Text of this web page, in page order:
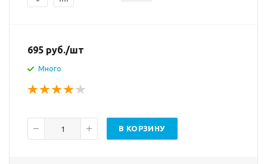
695 руб./шт
Много
В КОРЗИНУ